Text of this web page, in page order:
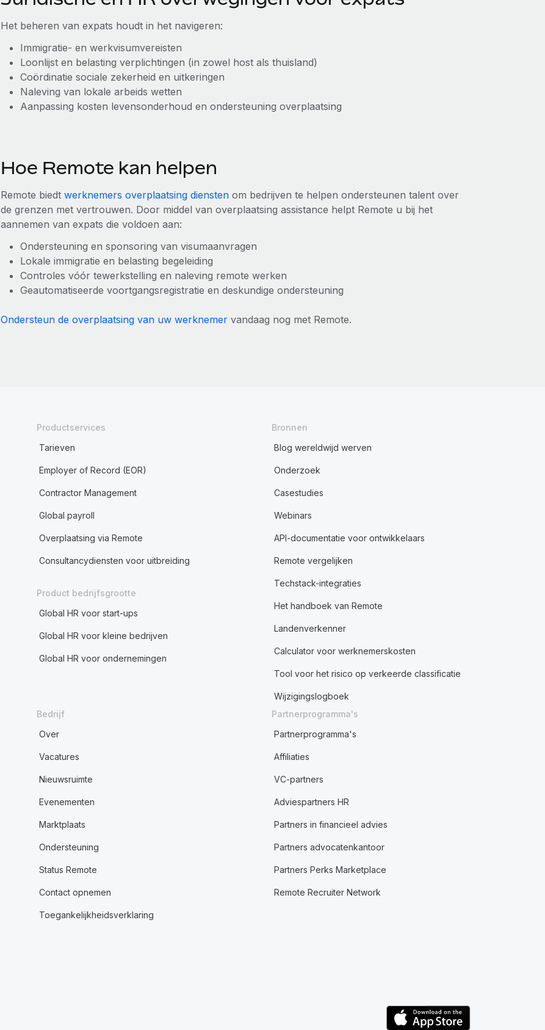
Het beheren van expats houdt in het navigeren:
Immigratie- en werkvisumvereisten
Loonlijst en belasting verplichtingen (in zowel host als thuisland)
Coördinatie sociale zekerheid en uitkeringen
Naleving van lokale arbeids wetten
Aanpassing kosten levensonderhoud en ondersteuning overplaatsing
Hoe Remote kan helpen
Remote biedt werknemers overplaatsing dienstenom bedrijven te helpen ondersteunen talent over
de grenzen met vertrouwen. Door middel van overplaatsing assistance helpt Remote u bij het
aannemen van expats die voldoen aan:
Ondersteuning en sponsoring van visumaanvragen
Lokale immigratie en belasting begeleiding
Controles vóór tewerkstelling en naleving remote werken
Geautomatiseerde voortgangsregistratie en deskundige ondersteuning
Ondersteun de overplaatsing van uw werknemervandaag nog met Remote.
Productservices
Tarieven
Employer of Record (EOR)
Contractor Management
Global payroll
Overplaatsing via Remote
Consultancydiensten voor uitbreiding
Product bedrijfsgrootte
Global HR voor start-ups
Global HR voor kleine bedrijven
Global HR voor ondernemingen
Bronnen
Blog wereldwijd werven
Onderzoek
Casestudies
Webinars
API-documentatie voor ontwikkelaars
Remote vergelijken
Techstack-integraties
Het handboek van Remote
Landenverkenner
Calculator voor werknemerskosten
Tool voor het risico op verkeerde classificatie
Wijzigingslogboek
Bedrijf
Over
Vacatures
Nieuwsruimte
Evenementen
Marktplaats
Ondersteuning
Status Remote
Contact opnemen
Toegankelijkheidsverklaring
Partnerprogramma's
Partnerprogramma's
Affiliaties
VC-partners
Adviespartners HR
Partners in financieel advies
Partners advocatenkantoor
Partners Perks Marketplace
Remote Recruiter Network